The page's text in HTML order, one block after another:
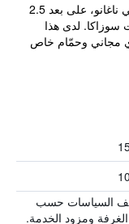
يقع مكان إقامة "Nagano Tokyu REI Hotel" في ناغانو، على بعد 2.5
حيوانات سوزاكا. لدى هذا
فاي مجاني وحمّام خاص
السياسات حسب
ومزود الخدمة.